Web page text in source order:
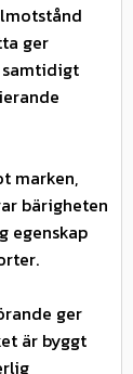
ger
marken,
bärigheten
egenskap
ger
är byggt